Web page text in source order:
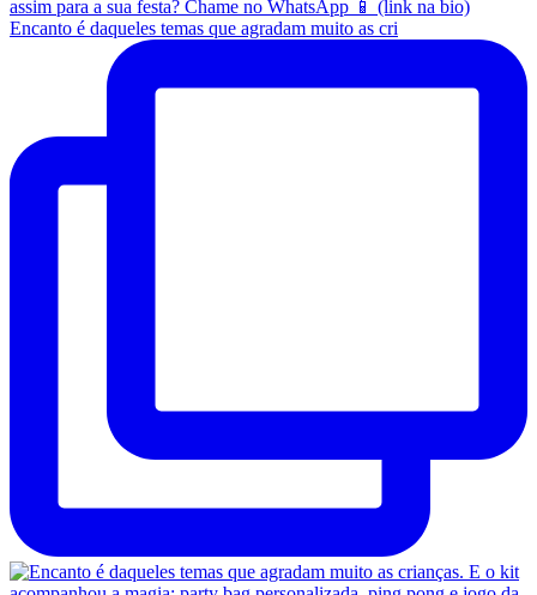
Encanto é daqueles temas que agradam muito as cri